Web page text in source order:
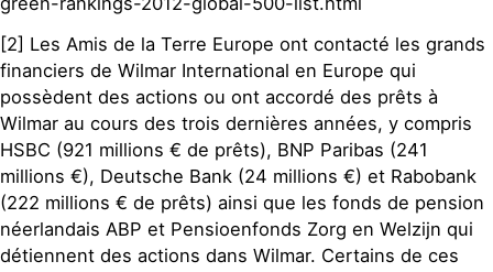
[2] Les Amis de la Terre Europe ont contacté les grands
financiers de Wilmar International en Europe qui
possèdent des actions ou ont accordé des prêts à
Wilmar au cours des trois dernières années, y compris
HSBC (921 millions € de prêts), BNP Paribas (241
millions €), Deutsche Bank (24 millions €) et Rabobank
(222 millions € de prêts) ainsi que les fonds de pension
néerlandais ABP et Pensioenfonds Zorg en Welzijn qui
détiennent des actions dans Wilmar. Certains de ces